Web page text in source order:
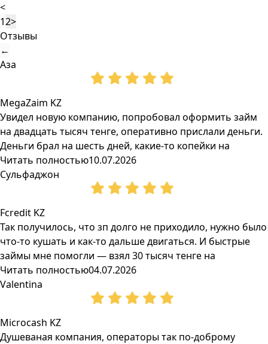
<
12>
Отзывы
←
Аза
MegaZaim KZ
Увидел новую компанию, попробовал оформить займ
на двадцать тысяч тенге, оперативно прислали деньги.
Деньги брал на шесть дней, какие-то копейки на
Читать полностью10.07.2026
Сульфаджон
Fcredit KZ
Так получилось, что зп долго не приходило, нужно было
что-то кушать и как-то дальше двигаться. И быстрые
займы мне помогли — взял 30 тысяч тенге на
Читать полностью04.07.2026
Valentina
Microcash KZ
Душеваная компания, операторы так по-доброму